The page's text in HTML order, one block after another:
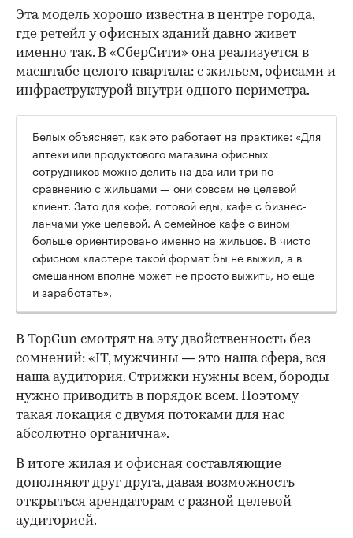
Эта модель хорошо известна в центре города,
где ретейл у офисных зданий давно живет
именно так. В «СберСити» она реализуется в
масштабе целого квартала: с жильем, офисами и
инфраструктурой внутри одного периметра.
Белых объясняет, как это работает на практике: «Для
аптеки или продуктового магазина офисных
сотрудников можно делить на два или три по
сравнению с жильцами — они совсем не целевой
клиент. Зато для кофе, готовой еды, кафе с бизнес-
ланчами уже целевой. А семейное кафе с вином
больше ориентировано именно на жильцов. В чисто
офисном кластере такой формат бы не выжил, а в
смешанном вполне может не просто выжить, но еще
и заработать».
В TopGun смотрят на эту двойственность без
сомнений: «IT, мужчины — это наша сфера, вся
наша аудитория. Стрижки нужны всем, бороды
нужно приводить в порядок всем. Поэтому
такая локация с двумя потоками для нас
абсолютно органична».
В итоге жилая и офисная составляющие
дополняют друг друга, давая возможность
открыться арендаторам с разной целевой
аудиторией.